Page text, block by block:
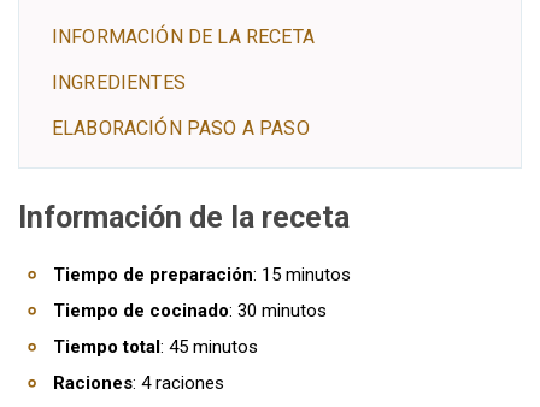
INFORMACIÓN DE LA RECETA
INGREDIENTES
ELABORACIÓN PASO A PASO
Información de la receta
Tiempo de preparación: 15 minutos
Tiempo de cocinado: 30 minutos
Tiempo total: 45 minutos
Raciones: 4 raciones